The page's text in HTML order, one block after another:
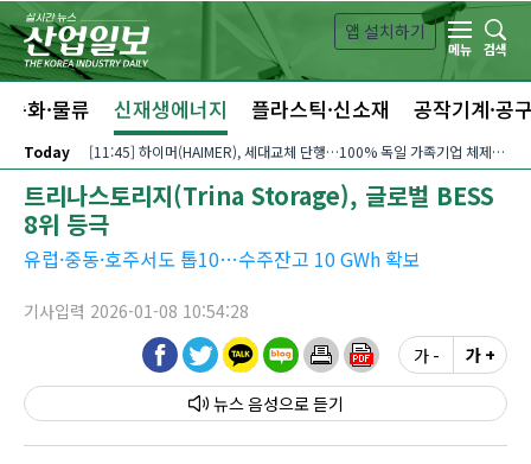
본문 바로가기
앱 설치하기
메뉴
검색
동화·물류 신재생에너지 플라스틱·신소재 공작기계·공
Today [11:45] 하이머(HAIMER), 세대교체 단행…100% 독일 가족기업 체제 유지 발표
트리나스토리지(Trina Storage), 글로벌 BESS
8위 등극
유럽·중동·호주서도 톱10…수주잔고 10 GWh 확보
기사입력 2026-01-08 10:54:28
뉴스 음성
가 - 가 +